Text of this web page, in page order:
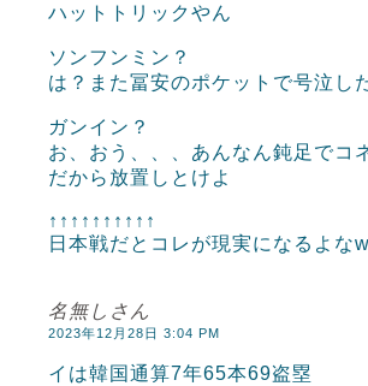
ハットトリックやん
ソンフンミン？
は？また冨安のポケットで号泣し
ガンイン？
お、おう、、、あんなん鈍足でコ
だから放置しとけよ
↑↑↑↑↑↑↑↑↑↑
日本戦だとコレが現実になるよなw
名無しさん
2023年12月28日 3:04 PM
イは韓国通算7年65本69盗塁